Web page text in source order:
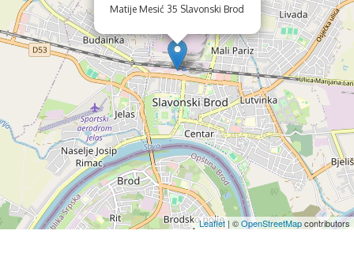
Matije Mesić 35 Slavonski Brod
Leaflet| ©OpenStreetMapcontributors